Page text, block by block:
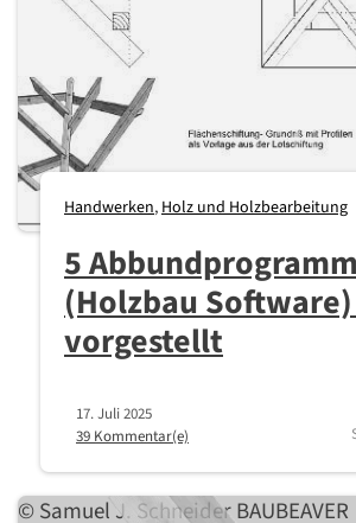
Handwerken,Holz und Holzbearbeitung
5
(Holzbau
vorgestellt
17. Juli 2025
39 Kommentar(e)
© Samuel J. Schneider BAUBEAVER